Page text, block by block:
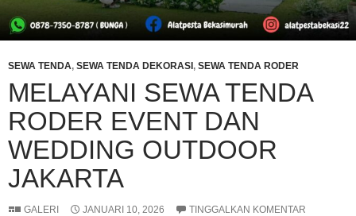
SEWA TENDA, SEWA TENDA DEKORASI, SEWA TENDA RODER
MELAYANI SEWA TENDA
RODER EVENT DAN
WEDDING OUTDOOR
JAKARTA
GALERI JANUARI 10, 2026 TINGGALKAN KOMENTAR